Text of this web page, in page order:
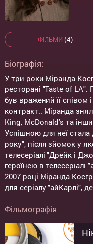
ФІЛЬМИ (4)
Біографія:
У три роки Міранда
ресторані "Taste of
був вражений її співом
контракт.. Міранда
King, McDonald's та
Успішною для неї
року", після зйомок у
телесеріалі "Дрейк і
героїнею в телесеріалі
2007 році Міранда
для серіалу "айКарлі",
Фільмографія